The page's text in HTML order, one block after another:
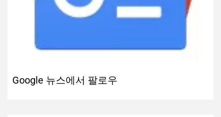
Google 뉴스에서 팔로우